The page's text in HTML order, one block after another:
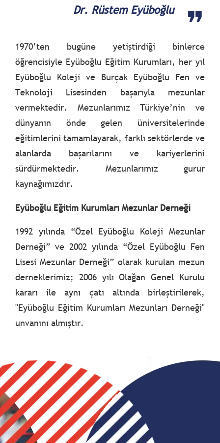
Dr. Rüstem Eyüboğlu
❞
1970’ten bugüne yetiştirdiği binlerce
öğrencisiyle Eyüboğlu Eğitim Kurumları, her yıl
Eyüboğlu Koleji ve Burçak Eyüboğlu Fen ve
Teknoloji Lisesinden başarıyla mezunlar
vermektedir. Mezunlarımız Türkiye’nin ve
dünyanın önde gelen üniversitelerinde
eğitimlerini tamamlayarak, farklı sektörlerde ve
alanlarda başarılarını ve kariyerlerini
sürdürmektedir. Mezunlarımız gurur
kaynağımızdır.
Eyüboğlu Eğitim Kurumları Mezunlar Derneği
1992 yılında “Özel Eyüboğlu Koleji Mezunlar
Derneği” ve 2002 yılında “Özel Eyüboğlu Fen
Lisesi Mezunlar Derneği” olarak kurulan mezun
derneklerimiz; 2006 yılı Olağan Genel Kurulu
kararı ile aynı çatı altında birleştirilerek,
"Eyüboğlu Eğitim Kurumları Mezunları Derneği"
unvanını almıştır.